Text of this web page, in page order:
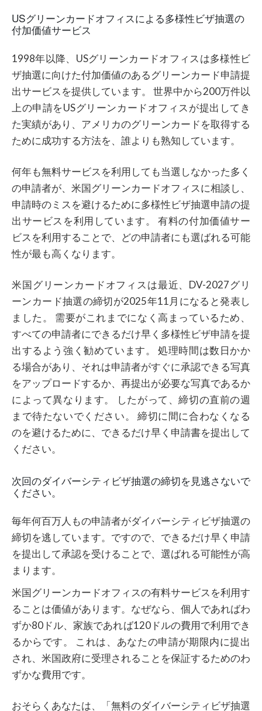
USグリーンカードオフィスによる多様性ビザ抽選の
付加価値サービス
1998年以降、USグリーンカードオフィスは多様性ビ
ザ抽選に向けた付加価値のあるグリーンカード申請提
出サービスを提供しています。 世界中から200万件以
上の申請をUSグリーンカードオフィスが提出してき
た実績があり、アメリカのグリーンカードを取得する
ために成功する方法を、誰よりも熟知しています。
何年も無料サービスを利用しても当選しなかった多く
の申請者が、米国グリーンカードオフィスに相談し、
申請時のミスを避けるために多様性ビザ抽選申請の提
出サービスを利用しています。 有料の付加価値サー
ビスを利用することで、どの申請者にも選ばれる可能
性が最も高くなります。
米国グリーンカードオフィスは最近、DV-2027グリ
ーンカード抽選の締切が2025年11月になると発表し
ました。 需要がこれまでになく高まっているため、
すべての申請者にできるだけ早く多様性ビザ申請を提
出するよう強く勧めています。 処理時間は数日かか
る場合があり、それは申請者がすぐに承認できる写真
をアップロードするか、再提出が必要な写真であるか
によって異なります。 したがって、締切の直前の週
まで待たないでください。 締切に間に合わなくなる
のを避けるために、できるだけ早く申請書を提出して
ください。
次回のダイバーシティビザ抽選の締切を見逃さないで
ください。
毎年何百万人もの申請者がダイバーシティビザ抽選の
締切を逃しています。ですので、できるだけ早く申請
を提出して承認を受けることで、選ばれる可能性が高
まります。
米国グリーンカードオフィスの有料サービスを利用す
ることは価値があります。なぜなら、個人であればわ
ずか80ドル、家族であれば120ドルの費用で利用でき
るからです。 これは、あなたの申請が期限内に提出
され、米国政府に受理されることを保証するためのわ
ずかな費用です。
おそらくあなたは、「無料のダイバーシティビザ抽選